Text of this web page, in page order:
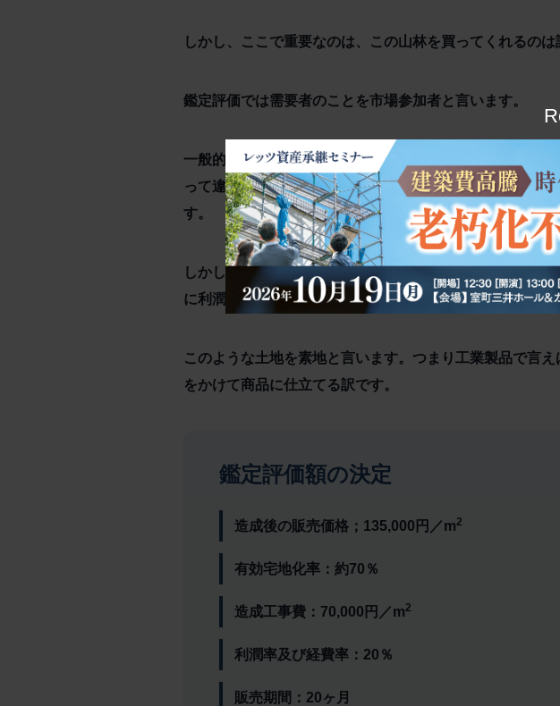
しかし、ここで重要なのは、この山林を買ってくれる
鑑定評価では需要者のことを市場参加者と言います。
一般的な土地（面積120m2程度の標準的な画地）であれ
って違いますが）。このような土地であれば、市場参加
す。
しかし、本件のような山林は建売業者のような不動産開
に利潤率を加味したもので戸建て用地に仕上げ、それを
このような土地を素地と言います。つまり工業製品で言
をかけて商品に仕立てる訳です。
鑑定評価額の決定
造成後の販売価格；135,000円／m2
有効宅地化率：約70％
造成工事費：70,000円／m2
利潤率及び経費率：20％
販売期間：20ヶ月